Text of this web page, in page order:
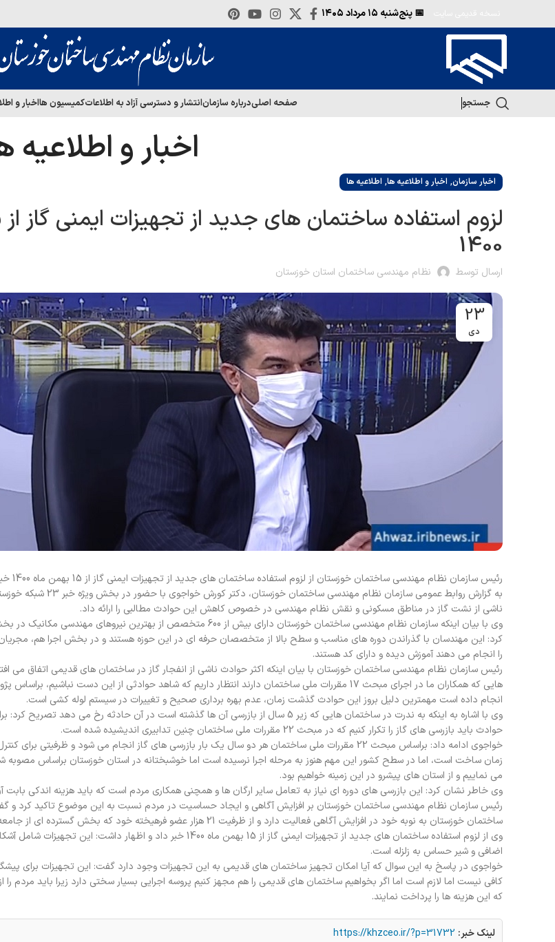
📅 پنج‌شنبه
جستجو صفحه اصلیدرباره سازمانانتشار و دسترسی آزاد به اطلاعاتکمیسیون هااخبار و
اخبار و اطلاعیه
اخبار سازمان, اخبار و اطلاعیه ها, اطلاعیه ها
1400
ارسال توسط نظام مهندسی ساختمان استان خوزستان
23
دی
رئیس سازمان نظام مهندسی ساختمان خوزستان از لزوم استفاده ساختمان های جدید از تجهیزات ایمنی گاز از 15 بهمن ماه 1400 خبر داد.
به گزارش روابط عمومی سازمان نظام
ناشی از نشت گاز در مناطق مسکونی و نقش نظام مهندسی در خصوص کاهش این حوادث مطالبی را ارائه داد.
وی با بیان اینکه سازمان نظام مهندسی ساختمان خوزستان دارای بیش از 600 متخصص از بهترین
کرد: این مهندسان با گذراندن دوره های مناسب و سطح بالا از متخصصان حرفه ای در این حوزه هستند و در بخش اجرا هم،
را انجام می دهند آموزش دیده و دارای کد هستند.
رئیس سازمان نظام مهندسی ساختمان خوزستان با بیان اینکه اکثر حوادث ناشی از انفجار گاز در ساختمان های قدیمی اتفاق می
هایی که همکاران ما در اجرای مبحث 17 مقررات ملی ساختمان دارند انتظار داریم که شاهد حوادثی از این دست
انجام داده است مهمترین دلیل بروز این حوادث گذشت زمان، عدم بهره برداری صحیح و تغییرات در سیستم لوله کشی است.
وی با اشاره به اینکه به ندرت در ساختمان هایی که زیر 5 سال از بازرسی آن ها گذشته است در آن حادثه رخ می دهد
حوادث باید بازرسی های گاز را تکرار کنیم که در مبحث 22 مقررات ملی ساختمان چنین تدابیری اندیشیده شده است.
خواجوی ادامه داد: براساس مبحث 22 مقررات ملی ساختمان هر دو سال یک بار بازرسی های گاز انجام می شود و ظرفیتی
زمان ساخت است، اما در سطح کشور این مهم هنوز به مرحله اجرا نرسیده است اما خوشبختانه در استان خوزستان براساس مصوبه
می نماییم و از استان های پیشرو در این زمینه خواهیم بود.
وی خاطر نشان کرد: این بازرسی های دوره ای نیاز به تعامل سایر ارگان ها و همچنی همکاری مردم است که باید هزینه اندکی بابت
رئیس سازمان نظام مهندسی ساختمان خوزستان بر افزایش آگاهی و ایجاد حساسیت در مردم نسبت به این موضوع تاکید کرد و
ساختمان خوزستان به نوبه خود در افزایش آگاهی فعالیت دارد و از ظرفیت 21 هزار عضو فرهیخته خود که بخش گسترده ای از جامعه است استفاده می نماید.
وی از لزوم استفاده ساختمان های جدید از تجهیزات ایمنی گاز از 15 بهمن ماه 1400 خبر داد و
اضافی و شیر حساس به زلزله است.
خواجوی در پاسخ به این سوال که آیا امکان تجهیز ساختمان های قدیمی به این تجهیزات وجود دارد گفت: این تجهیزات برای
کافی نیست اما لازم است اما اگر بخواهیم ساختمان های قدیمی را هم مجهز کنیم پروسه اجرایی بسیار سختی دارد زیرا باید مردم را
که این هزینه ها را پرداخت نمایند.
لینک خبر: https://khzceo.ir/?p=31732